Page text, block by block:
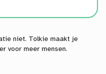
niet. Tolkie maakt je
voor meer mensen.